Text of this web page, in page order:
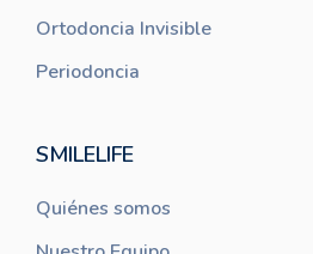
Ortodoncia Invisible
Periodoncia
SMILELIFE
Quiénes somos